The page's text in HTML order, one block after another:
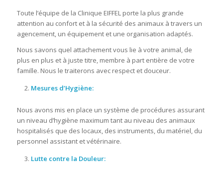
Toute l’équipe de la Clinique EIFFEL porte la plus grande
attention au confort et à la sécurité des animaux à travers un
agencement, un équipement et une organisation adaptés.
Nous savons quel attachement vous lie à votre animal, de
plus en plus et à juste titre, membre à part entière de votre
famille. Nous le traiterons avec respect et douceur.
Mesures d’Hygiène:
Nous avons mis en place un système de procédures assurant
un niveau d’hygiène maximum tant au niveau des animaux
hospitalisés que des locaux, des instruments, du matériel, du
personnel assistant et vétérinaire.
Lutte contre la Douleur: